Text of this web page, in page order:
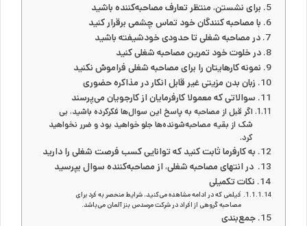
برای نشستن، منتظر تعارف مصاحبه‌کننده باشید
با مصاحبه کنندگان خود تماس چشمی برقرار کنید
در مصاحبه شغلی تا حدودی خودشیفته باشید
در خلوت خود تمرین مصاحبه شغلی کنید
نمونه کارهایتان را برای مصاحبه شغلی فراموش نکنید
زبان بدن مزیتی غیر قابل انکار در مذاکره حضوری
سوالاتی که معمولا کارفرمایان از کارجویان می‌پرسند
اگر قبل از مصاحبه به پاسخ این سوال‌ها فکرکرده باشید، بی
شک از بقیه مصاحبه‌شونده‌ها جلو خواهید بود و ضرر نخواهید
کرد.
به کارفرما ثابت کنید که توانایی کسب فرصت شغلی را دارید
در انتهای مصاحبه شغلی، از مصاحبه‌کننده سوال بپرسید
نکات تکمیلی
فیلمی که در ادامه مشاهده می‌کنید، شرایط منحصر به فرد برای
مصاحبه گروهی از افراد در شرکت مرسدس بنز آلمان می‌باشد.
جمع‌بندی